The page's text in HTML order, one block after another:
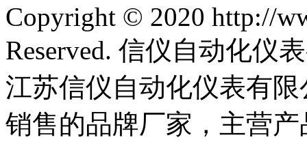
Copyright © 2020 http://
Reserved. 信仪自动化仪
江苏信仪自动化仪表有
销售的品牌厂家，主营产